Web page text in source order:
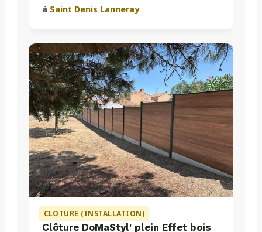
à Saint Denis Lanneray
CLOTURE (INSTALLATION)
Clôture DoMaStyl' plein Effet bois